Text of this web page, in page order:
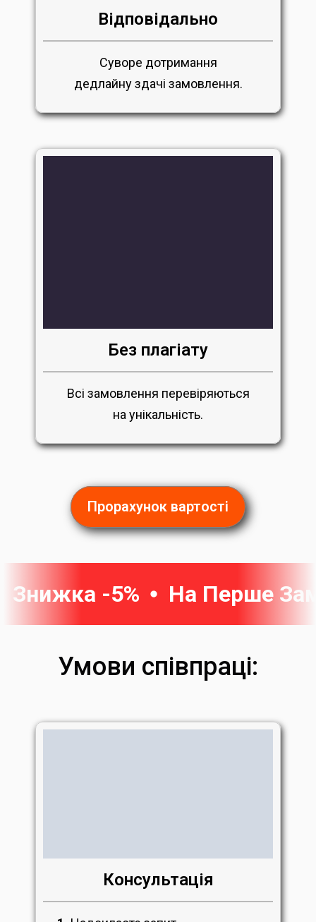
Відповідально
Суворе дотримання
дедлайну здачі замовлення.
Без плагіату
Всі замовлення перевіряються
на унікальність.
Прорахунок вартості
Умови співпраці:
Консультація
Знижка -5% На Перше